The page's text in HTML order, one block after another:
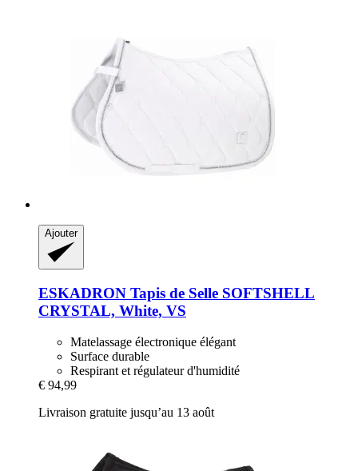
Ajouter
ESKADRON Tapis de Selle SOFTSHELL
CRYSTAL, White, VS
Matelassage électronique élégant
Surface durable
Respirant et régulateur d'humidité
€ 94,99
Livraison gratuite jusqu’au 13 août